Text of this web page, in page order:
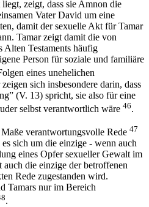
zeigt, dass sie Amnon die
Vater David um eine
damit der sexuelle Akt für Tamar
Tamar zeigt damit die von
Alten Testaments häufig
Person für soziale und familiäre
eines unehelichen
sich insbesondere darin, dass
(V. 13) spricht, sie also für eine
selbst verantwortlich wäre 46.
verantwortungsvolle Rede 47
sich um die einzige - wenn auch
eines Opfer sexueller Gewalt im
die einzige der betroffenen
Rede zugestanden wird.
Tamars nur im Bereich
.